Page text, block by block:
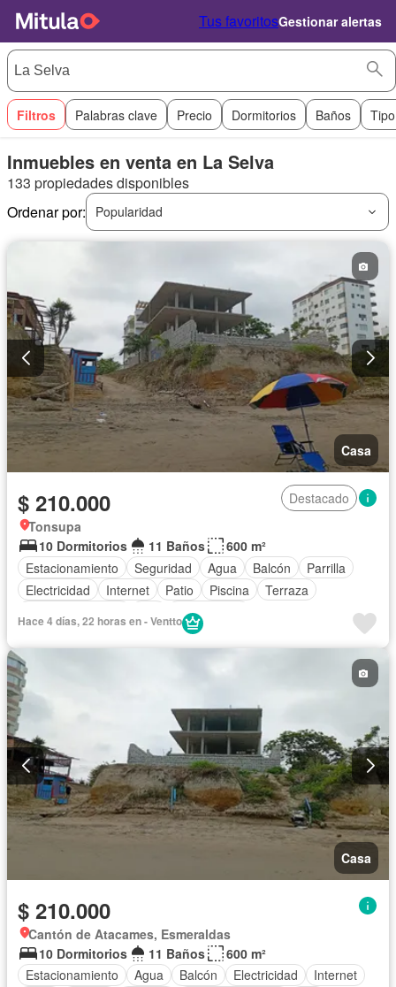
Tus favoritosGestionar alertas
Filtros Palabras clave Precio Dormitorios Baños
Inmuebles en venta en La Selva
133 propiedades disponibles
Ordenar por:
Popularidad
Casa
$ 210.000
Destacado
Tonsupa
10 Dormitorios
11 Baños
600 m²
Estacionamiento
Seguridad Agua Balcón
Parrilla
Electricidad
Internet Patio Piscina
Terraza
Sin amoblar
Hace 4 días, 22 horas en - Ventto
Casa
$ 210.000
Cantón de Atacames, Esmeraldas
10 Dormitorios
11 Baños
600 m²
Estacionamiento
Agua Balcón Electricidad
Internet